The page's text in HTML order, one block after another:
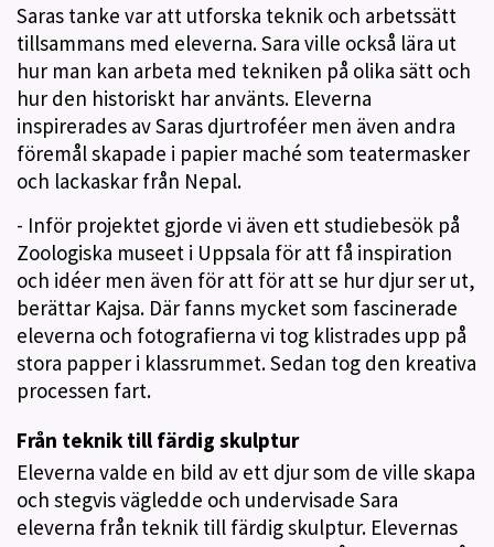
Saras tanke var att utforska teknik och arbetssätt
tillsammans med eleverna. Sara ville också lära ut
hur man kan arbeta med tekniken på olika sätt och
hur den historiskt har använts. Eleverna
inspirerades av Saras djurtroféer men även andra
föremål skapade i papier maché som teatermasker
och lackaskar från Nepal.
- Inför projektet gjorde vi även ett studiebesök på
Zoologiska museet i Uppsala för att få inspiration
och idéer men även för att för att se hur djur ser ut,
berättar Kajsa. Där fanns mycket som fascinerade
eleverna och fotografierna vi tog klistrades upp på
stora papper i klassrummet. Sedan tog den kreativa
processen fart.
Från teknik till färdig skulptur
Eleverna valde en bild av ett djur som de ville skapa
och stegvis vägledde och undervisade Sara
eleverna från teknik till färdig skulptur. Elevernas